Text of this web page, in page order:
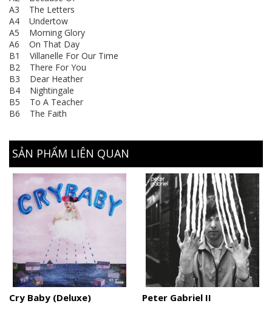
A3 The Letters
A4 Undertow
A5 Morning Glory
A6 On That Day
B1 Villanelle For Our Time
B2 There For You
B3 Dear Heather
B4 Nightingale
B5 To A Teacher
B6 The Faith
SẢN PHẨM LIÊN QUAN
Cry Baby (Deluxe) Peter Gabriel II